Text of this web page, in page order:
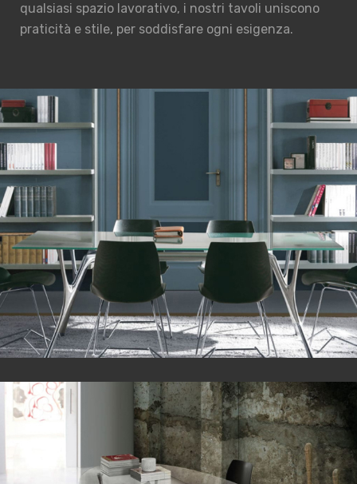
qualsiasi spazio lavorativo, i nostri tavoli uniscono
praticità e stile, per soddisfare ogni esigenza.